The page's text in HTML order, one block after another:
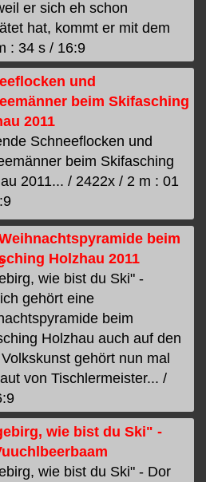
er sich eh schon
hat, kommt er mit dem
: 34 s / 16:9
und
beim Skifasching
2011
Schneeflocken und
beim Skifasching
2011... / 2422x / 2 m : 01
beim
Holzhau 2011
wie bist du Ski" -
gehört eine
beim
Holzhau auch auf den
gehört nun mal
von Tischlermeister... /
wie bist du Ski" -
wie bist du Ski" - Dor